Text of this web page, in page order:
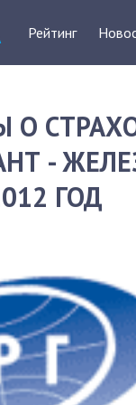
Рейтинг
О
-
ГОД